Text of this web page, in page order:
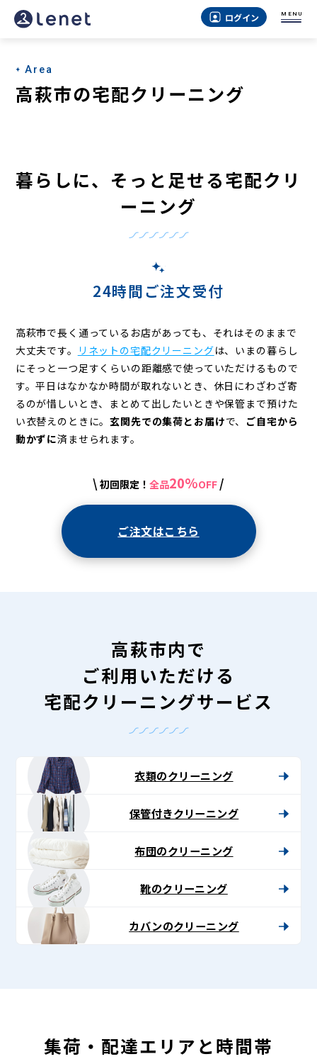
高
市
の
ク
リ
ログイン MENU
Area
高萩市の宅配クリーニング
暮らしに、そっと足せる宅配クリ
ーニング
24時間ご注文受付
高萩市で長く通っているお店があっても、それはそのままで
大丈夫です。
リネットの宅配クリーニングは、いまの暮らし
にそっと一つ足すくらいの距離感で使っていただけるもので
す。平日はなかなか時間が取れないとき、休日にわざわざ寄
るのが惜しいとき、まとめて出したいときや保管まで預けた
い衣替えのときに。玄関先での集荷とお届けで、 ご自宅から
動かずに済ませられます。
\ 初回限定！ 全品20%OFF /
ご注文はこちら
高萩市内で
ご利用いただける
宅配クリーニングサービス
衣類のクリーニング
保管付きクリーニング
布団のクリーニング
靴のクリーニング
カバンのクリーニング
集荷・配達エリアと時間帯